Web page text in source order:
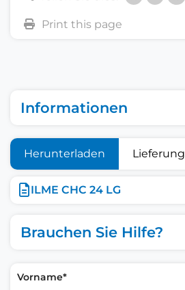
Informationen
Herunterladen Lieferung
ILME CHC 24 LG
Brauchen Sie Hilfe?
Vorname*